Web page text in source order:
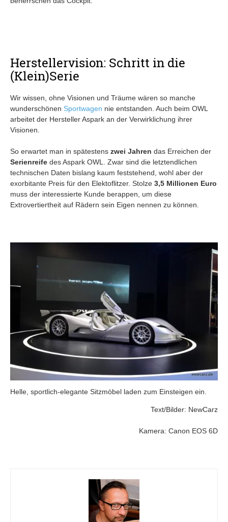
Herstellervision: Schritt in die
(Klein)Serie
Wir wissen, ohne Visionen und Träume wären so manche
wunderschönen Sportwagen nie entstanden. Auch beim OWL
arbeitet der Hersteller Aspark an der Verwirklichung ihrer
Visionen.
So erwartet man in spätestens zwei Jahren das Erreichen der
Serienreife des Aspark OWL. Zwar sind die letztendlichen
technischen Daten bislang kaum feststehend, wohl aber der
exorbitante Preis für den Elektoflitzer. Stolze 3,5 Millionen Euro
muss der interessierte Kunde berappen, um diese
Extrovertiertheit auf Rädern sein Eigen nennen zu können.
Helle, sportlich-elegante Sitzmöbel laden zum Einsteigen ein.
Text/Bilder: NewCarz
Kamera: Canon EOS 6D